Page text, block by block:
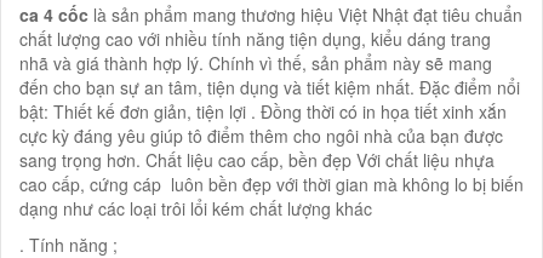
ca 4 cốc là sản phẩm mang thương hiệu Việt Nhật đạt tiêu chuẩn
chất lượng cao với nhiều tính năng tiện dụng, kiểu dáng trang
nhã và giá thành hợp lý. Chính vì thế, sản phẩm này sẽ mang
đến cho bạn sự an tâm, tiện dụng và tiết kiệm nhất. Đặc điểm nổi
bật: Thiết kế đơn giản, tiện lợi . Đồng thời có in họa tiết xinh xắn
cực kỳ đáng yêu giúp tô điểm thêm cho ngôi nhà của bạn được
sang trọng hơn. Chất liệu cao cấp, bền đẹp Với chất liệu nhựa
cao cấp, cứng cáp luôn bền đẹp với thời gian mà không lo bị biến
dạng như các loại trôi lổi kém chất lượng khác
. Tính năng ;